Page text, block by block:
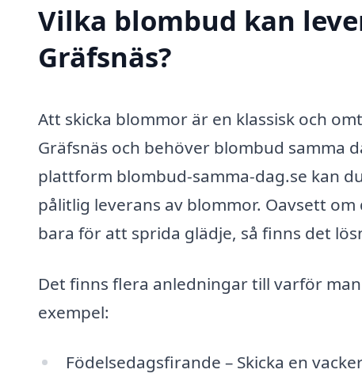
Vilka blombud kan
Gräfsnäs?
Att skicka blommor är en klassisk och
Gräfsnäs och behöver blombud samma
plattform blombud-samma-dag.se kan
pålitlig leverans av blommor. Oavsett
bara för att sprida glädje, så finns det
Det finns flera anledningar till varför
exempel:
Födelsedagsfirande – Skicka en